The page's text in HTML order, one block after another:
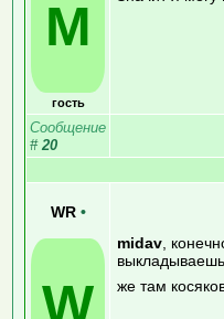
M
гость
Сообщение
# 20
WR •
W
midav ,
же там